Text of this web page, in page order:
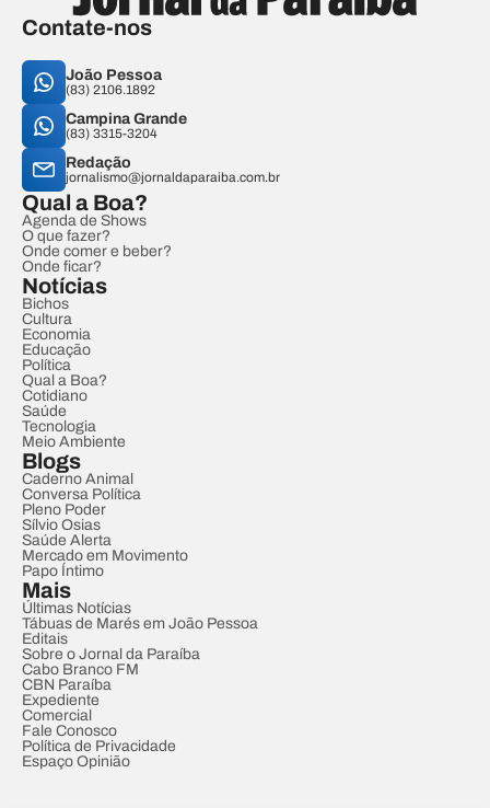
Contate-nos
João Pessoa
(83) 2106.1892
Campina Grande
(83) 3315-3204
Redação
jornalismo@jornaldaparaiba.com.br
Qual a Boa?
Agenda de Shows
O que fazer?
Onde comer e beber?
Onde ficar?
Notícias
Bichos
Cultura
Economia
Educação
Política
Qual a Boa?
Cotidiano
Saúde
Tecnologia
Meio Ambiente
Blogs
Caderno Animal
Conversa Política
Pleno Poder
Sílvio Osias
Saúde Alerta
Mercado em Movimento
Papo Íntimo
Mais
Últimas Notícias
Tábuas de Marés em João Pessoa
Editais
Sobre o Jornal da Paraíba
Cabo Branco FM
CBN Paraíba
Expediente
Comercial
Fale Conosco
Política de Privacidade
Espaço Opinião